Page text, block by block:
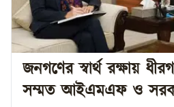
এই মূল্য কার্যকর হয়েছে। মঙ্গলবার সকালে প্রকাশিত
এক বিজ্ঞপ্তিতে
জনগণের স্বার্থ রক্ষায়
সম্মত আইএমএফ ও